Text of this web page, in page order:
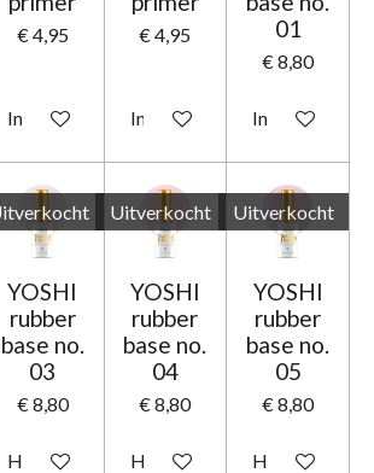
€ 4,95
In winkelwagen
€ 4,95
In winkelwagen
01
€ 8,80
In
hoogte
YOSHI
rubber
base no.
03
€ 8,80
Houd mij op de hoogte
Uitverkocht
YOSHI
rubber
base no.
04
€ 8,80
Houd mij op de hoogte
Uitverkocht
YOSHI
rubber
base no.
05
€ 8,80
Houd mij op